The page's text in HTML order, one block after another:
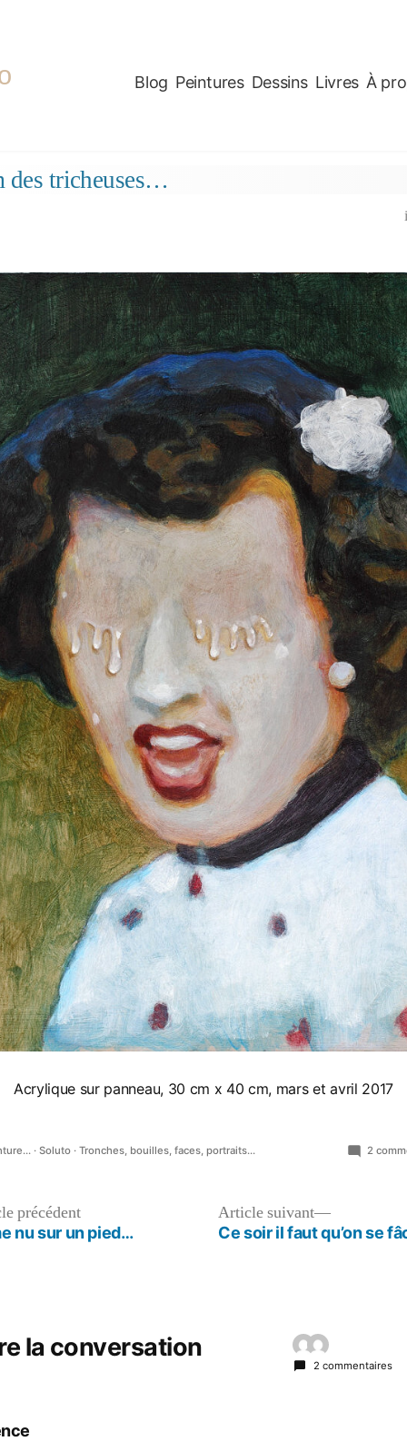
Blog Peintures Dessins Livres À
des tricheuses…
Acrylique sur panneau, 30 cm x 40 cm, mars et avril 2017
·Soluto ·Tronches, bouilles, faces, portraits... 2
précédentArticle
précédent :
nu sur un pied…
Article suivant
Article
suivant :
Ce soir il faut qu’on se
la conversation
2 commentaires